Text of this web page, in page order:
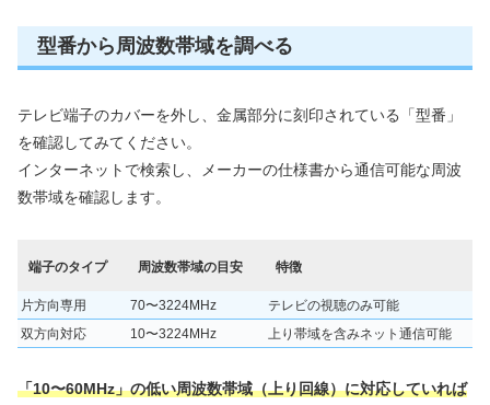
型番から周波数帯域を調べる
テレビ端子のカバーを外し、金属部分に刻印されている「型番」
を確認してみてください。
インターネットで検索し、メーカーの仕様書から通信可能な周波
数帯域を確認します。
端子のタイプ 周波数帯域の目安 特徴
片方向専用 70〜3224MHz
テレビの視聴のみ可能
双方向対応
10〜3224MHz 上り帯域を含みネット通信可能
「10〜60MHz」の低い周波数帯域（上り回線）に対応していれば